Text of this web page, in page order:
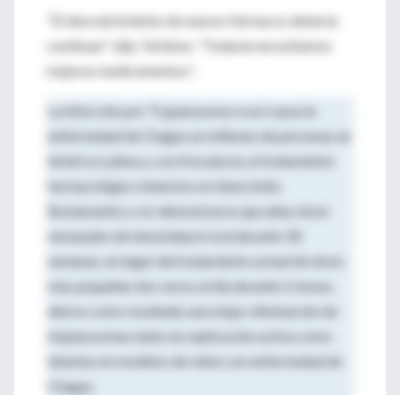
"El descubrimiento de nuevos fármacos debería
continuar", dijo Tarleton. "Todavía necesitamos
mejores medicamentos".
La infección por Trypanosoma cruzi causa la
enfermedad de Chagas en millones de personas en
América Latina y, con frecuencia, el tratamiento
farmacológico intensivo no tiene éxito.
Bustamante y col. demostraron que altas dosis
semanales de benznidazol oral durante 30
semanas, en lugar del tratamiento actual de dosis
más pequeñas dos veces al día durante 2 meses,
dieron como resultado una mejor eliminación de
tripanosomas tanto en replicación activa como
latentes en modelos de ratón con enfermedad de
Chagas.